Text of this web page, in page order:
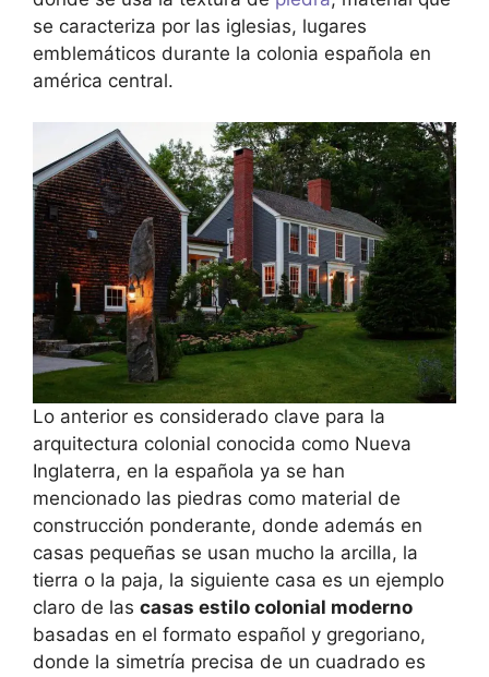
se caracteriza por las iglesias, lugares
emblemáticos durante la colonia española en
américa central.
Lo anterior es considerado clave para la
arquitectura colonial conocida como Nueva
Inglaterra, en la española ya se han
mencionado las piedras como material de
construcción ponderante, donde además en
casas pequeñas se usan mucho la arcilla, la
tierra o la paja, la siguiente casa es un ejemplo
claro de las casas estilo colonial moderno
basadas en el formato español y gregoriano,
donde la simetría precisa de un cuadrado es